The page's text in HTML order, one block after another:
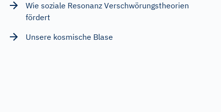
Wie soziale Resonanz Verschwörungstheorien
fördert
Unsere kosmische Blase